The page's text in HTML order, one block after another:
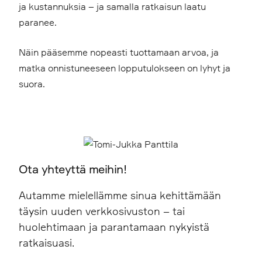
ja kustannuksia – ja samalla ratkaisun laatu
paranee.
Näin pääsemme nopeasti tuottamaan arvoa, ja
matka onnistuneeseen lopputulokseen on lyhyt ja
suora.
Ota yhteyttä meihin!
Autamme mielellämme sinua kehittämään
täysin uuden verkkosivuston – tai
huolehtimaan ja parantamaan nykyistä
ratkaisuasi.